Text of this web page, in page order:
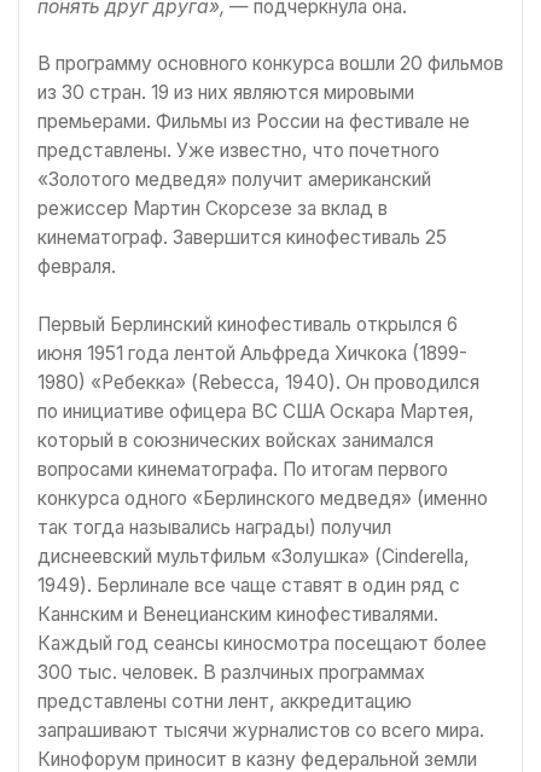
понять друг друга», — подчеркнула она.
В программу основного конкурса вошли 20 фильмов
из 30 стран. 19 из них являются мировыми
премьерами. Фильмы из России на фестивале не
представлены. Уже известно, что почетного
«Золотого медведя» получит американский
режиссер Мартин Скорсезе за вклад в
кинематограф. Завершится кинофестиваль 25
февраля.
Первый Берлинский кинофестиваль открылся 6
июня 1951 года лентой Альфреда Хичкока (1899-
1980) «Ребекка» (Rebecca, 1940). Он проводился
по инициативе офицера ВС США Оскара Мартея,
который в союзнических войсках занимался
вопросами кинематографа. По итогам первого
конкурса одного «Берлинского медведя» (именно
так тогда назывались награды) получил
диснеевский мультфильм «Золушка» (Cinderella,
1949). Берлинале все чаще ставят в один ряд с
Каннским и Венецианским кинофестивалями.
Каждый год сеансы киносмотра посещают более
300 тыс. человек. В разлчиных программах
представлены сотни лент, аккредитацию
запрашивают тысячи журналистов со всего мира.
Кинофорум приносит в казну федеральной земли